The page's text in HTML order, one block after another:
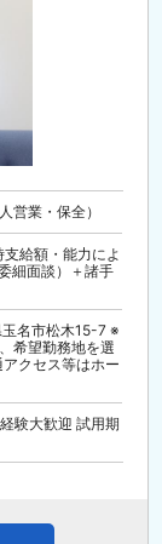
営業・保全）
給額・能力によ
細面談）＋諸手
名市松木15-7 ※
希望勤務地を選
クセス等はホー
験大歓迎 試用期